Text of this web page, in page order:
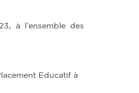
à l’ensemble des
Educatif à